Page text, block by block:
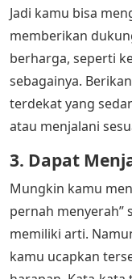
Jadi kamu bisa
memberikan
berharga, seperti
sebagainya.
terdekat yang
atau menjalani
3. Dapat
Mungkin kamu
pernah menyerah”
memiliki arti.
kamu ucapkan